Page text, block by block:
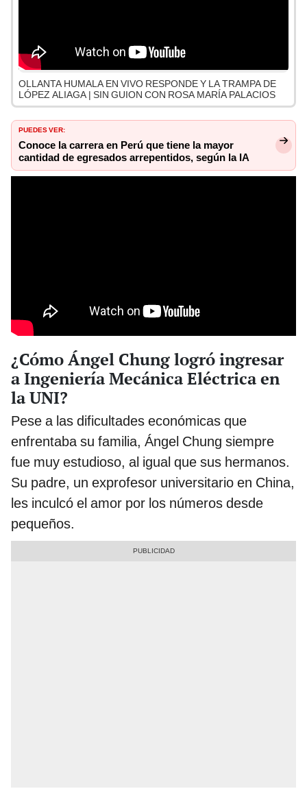
OLLANTA HUMALA EN VIVO RESPONDE Y LA TRAMPA DE
LÓPEZ ALIAGA | SIN GUION CON ROSA MARÍA PALACIOS
PUEDES VER:
Conoce la carrera en Perú que tiene la mayor
cantidad de egresados arrepentidos, según la IA
¿Cómo Ángel Chung logró ingresar
a Ingeniería Mecánica Eléctrica en
la UNI?
Pese a las dificultades económicas que
enfrentaba su familia, Ángel Chung siempre
fue muy estudioso, al igual que sus hermanos.
Su padre, un exprofesor universitario en China,
les inculcó el amor por los números desde
pequeños.